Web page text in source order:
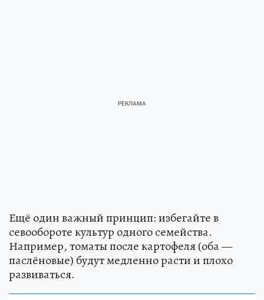
Ещё один важный принцип: избегайте в
севообороте культур одного семейства.
Например, томаты после картофеля (оба —
паслёновые) будут медленно расти и плохо
развиваться.